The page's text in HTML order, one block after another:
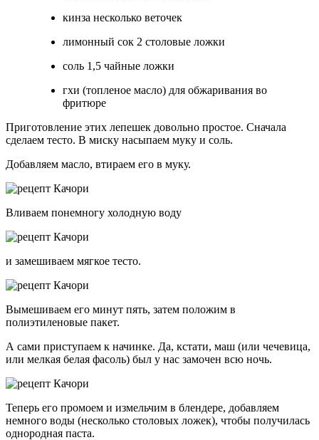
кинза несколько веточек
лимонный сок 2 столовые ложки
соль 1,5 чайные ложки
гхи (топленое масло) для обжаривания во
фритюре
Приготовление этих лепешек довольно простое. Сначала
сделаем тесто. В миску насыпаем муку и соль.
Добавляем масло, втираем его в муку.
Вливаем понемногу холодную воду
и замешиваем мягкое тесто.
Вымешиваем его минут пять, затем положим в
полиэтиленовые пакет.
А сами приступаем к начинке. Да, кстати, маш (или чечевица,
или мелкая белая фасоль) был у нас замочен всю ночь.
Теперь его промоем и измельчим в блендере, добавляем
немного воды (несколько столовых ложек), чтобы получилась
однородная паста.